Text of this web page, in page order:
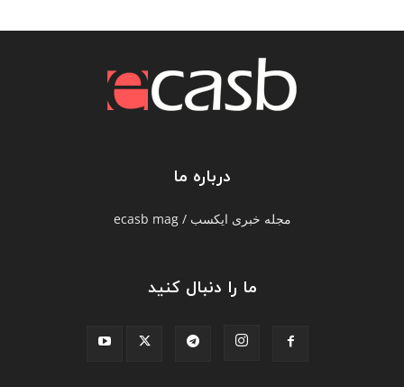
درباره ما
مجله خبری ایکسب / ecasb mag
ما را دنبال کنید